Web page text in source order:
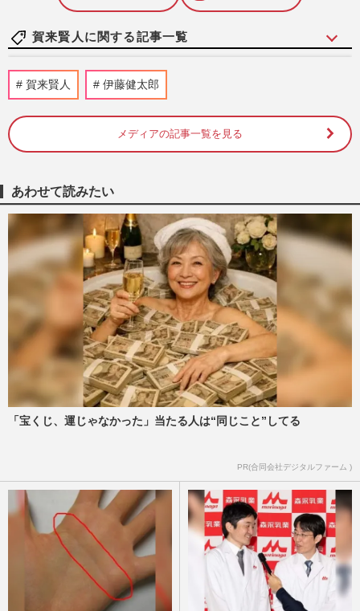
賀来賢人に関する記事一覧
Netflix『ガス人間』竹野内豊のロン毛・眉
なし激変だけじゃない！広瀬すず、林遣都
2026/7/16
ラジル国旗まみれ！賀来賢人には注意喚
起、桃田賢斗にまで飛び火の…
週刊女性PRIME
賀来賢人が米大手マネジメント会社と契約
「海外を意識しなくても…」かつてNetflix
に企画持ち込み、水面下…
週刊女性2026年3月3日・10日号 2026/2/17
ジュノンボーイ・グランプリ受賞の大野礼
音「賀来賢人との共演が目標」高校生らし
いギャップと“素顔”
週刊女性2026年2月10日号 2026/1/31
《2025年「苦手な」CMベスト5》健康被
『LE SSERAFIM』起用の求人サイ…
週刊女性2026年1月20日・27日号 2026/1/19
賀来賢人 伊藤健太郎
メディアの記事一覧を見る
あわせて読みたい
「宝くじ、運じゃなかった」当たる人は“同じこと”してる
PR(合同会社デジタルファーム )